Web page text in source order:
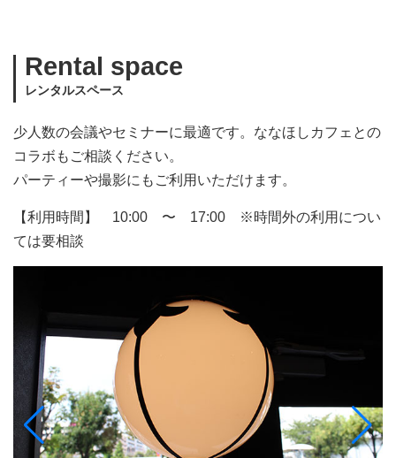
Rental space
レンタルスペース
少人数の会議やセミナーに最適です。ななほしカフェとの
コラボもご相談ください。
パーティーや撮影にもご利用いただけます。
【利用時間】 10:00 〜 17:00 ※時間外の利用につい
ては要相談